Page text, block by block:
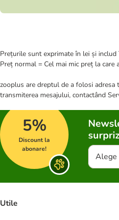
Prețurile sunt exprimate în lei și includ
Preț normal = Cel mai mic preț la
zooplus are dreptul de a folosi
transmiterea mesajului, contactând
5%
Discount la
abonare!
Alege
Utile